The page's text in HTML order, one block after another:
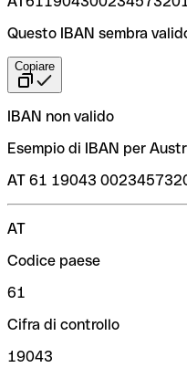
Questo IBAN sembra
Copiare
IBAN non valido
Esempio di IBAN per
AT 61 19043
AT
Codice paese
61
Cifra di controllo
19043